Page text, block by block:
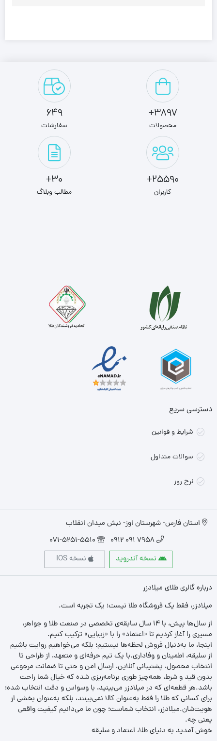
3897+
محصولات
649
سفارشات
25590+
کاربران
30+
مطالب وبلاگ
دسترسی سریع
شرایط و قوانین
سوالات متداول
نرخ روز
استان فارس- شهرستان اوز- نبش میدان انقلاب
7958 091 0912
071-5251-5510
نسخه آندروید
نسخه IOS
درباره گالری طلای میلادزر
میلادزر، فقط یک فروشگاه طلا نیست؛ یک تجربه‌ است.
از سال‌ها پیش، با ۱۴ سال سابقه‌ی تخصصی در صنعت طلا و جواهر،
مسیری را آغاز کردیم تا «اعتماد» را با «زیبایی» ترکیب کنیم.
اینجا، ما به‌دنبال فروش لحظه‌ها نیستیم؛ بلکه می‌خواهیم روایت باشیم
از سلیقه، اطمینان و وفاداری.با یک تیم حرفه‌ای و متعهد، از طراحی تا
انتخاب محصول، پشتیبانی آنلاین، ارسال امن و حتی تا ضمانت مرجوعی
بدون قید و شرط، همه‌چیز طوری برنامه‌ریزی شده که خیال شما راحت
باشد.هر قطعه‌ای که در میلادزر می‌بینید، با وسواس و دقت انتخاب شده؛
برای کسانی که طلا را فقط به‌عنوان کالا نمی‌بینند، بلکه به‌عنوان بخشی از
هویت‌شان.میلادزر، انتخاب شماست؛ چون ما می‌دانیم کیفیت واقعی
یعنی چه.
خوش آمدید به دنیای طلا، اعتماد و سلیقه